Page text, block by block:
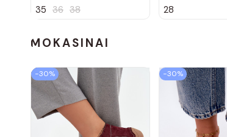
kulniukais Laura
35 36 38
spalvos
28
MOKASINAI
−30% −30%